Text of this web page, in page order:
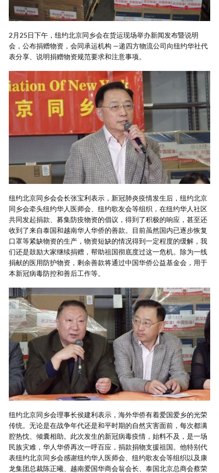
2月25日下午，纽约北京同乡会在货运现场举办新闻发布暨说明
会，公布捐赠物资，会同承运机构 —递四方物流公司向纽约华社代
表分享、说明捐赠物资规范要求和注意事项。
纽约北京同乡会会长张宝利表示，新冠肺炎疫情发生后，纽约北京
同乡会牵头纽约华人医师会、纽约歌友会等组织，在纽约华人社区
共同发起捐款、募集防疫物资的倡议，得到了积极的响应，甚至还
收到了来自泰国和越南华人华侨的善款。目前虽然国内已逐步恢复
口罩等紧缺物资的生产，物资短缺的情况得到一定程度的缓解，我
们还是鼓励大家继续捐赠，帮助祖国彻底度过这一危机。除为一线
捐献的医用防护物资，剩余善款将通过中国华侨公益基金会，用于
本新冠病毒防控和善后工作等。
纽约北京同乡会理事长侯建利表示，海外华侨有着爱国爱乡的光荣
传统。无论是在战争年代还是和平时期的自然灾害面前，每次都满
腔热忱、倾囊相助。此次发生的新冠病毒疫情，始料不及，是一场
民族灾难，华人华侨再次一呼百应，捐款捐物支援祖国。他特别代
表纽约北京同乡会感谢纽约华人医师会、纽约歌友会等组织以及康
龙集团总裁陈正曦、越南爱国华商会翁会长、泰国北京总商会蔡荣